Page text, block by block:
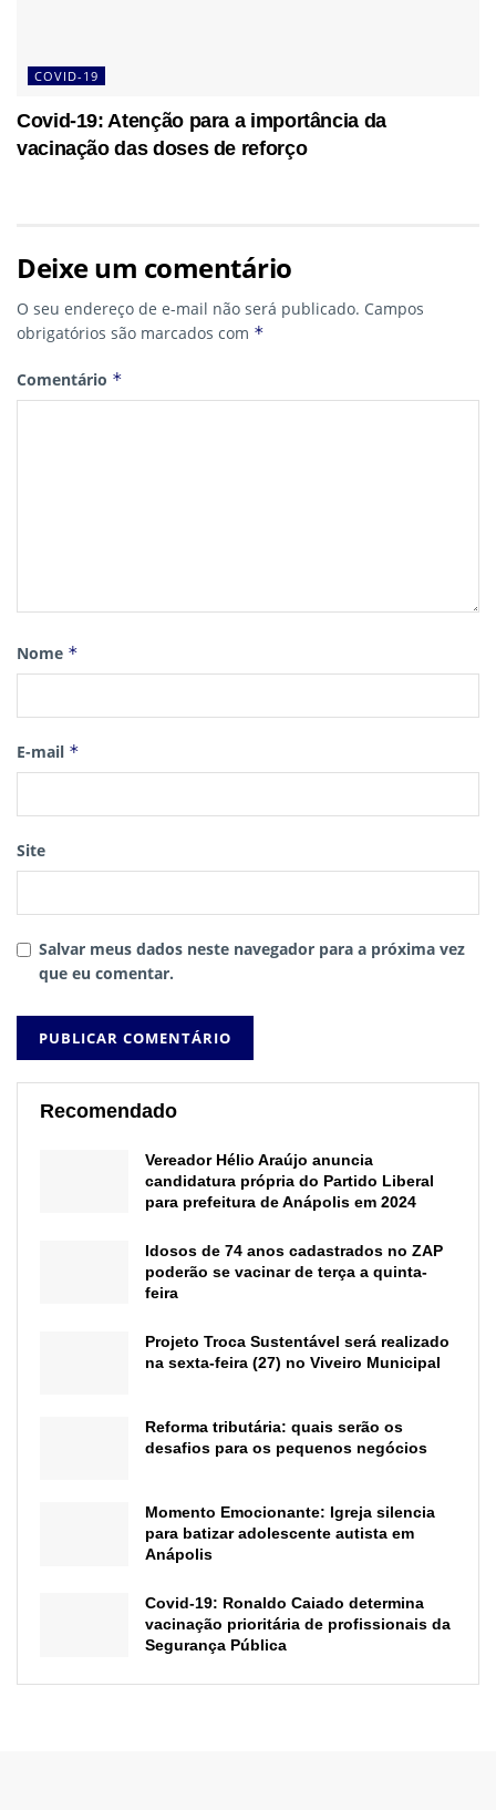
COVID-19
Covid-19: Atenção para a importância da
vacinação das doses de reforço
Deixe um comentário
O seu endereço de e-mail não será publicado. Campos
obrigatórios são marcados com *
Comentário *
Nome *
E-mail *
Site
Salvar meus dados neste navegador para a próxima vez
que eu comentar.
Recomendado
Vereador Hélio Araújo anuncia
candidatura própria do Partido Liberal
para prefeitura de Anápolis em 2024
Idosos de 74 anos cadastrados no ZAP
poderão se vacinar de terça a quinta-
feira
Projeto Troca Sustentável será realizado
na sexta-feira (27) no Viveiro Municipal
Reforma tributária: quais serão os
desafios para os pequenos negócios
Momento Emocionante: Igreja silencia
para batizar adolescente autista em
Anápolis
Covid-19: Ronaldo Caiado determina
vacinação prioritária de profissionais da
Segurança Pública